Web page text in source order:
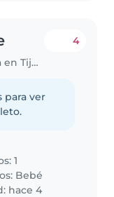
Trabajo para niñera en Tijuana
4
para ver
1
Bebé
hace 4